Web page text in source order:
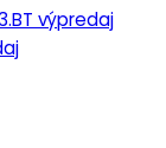
výpredaj